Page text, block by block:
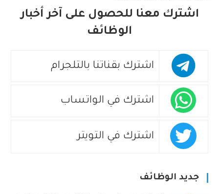
اشترك معنا للحصول على آخر أخبار
الوظائف
اشترك بقناتنا بالتلجرام
اشترك في الواتساب
اشترك في التويتر
جديد الوظائف